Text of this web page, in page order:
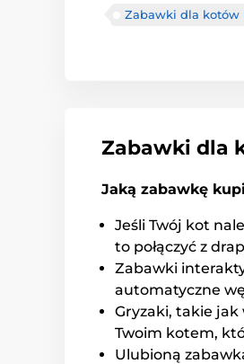
Zabawki dla kotów
Zabawki dla
Jaką zabawkę
Jeśli Twój kot
to połączyć z
Zabawki
automatyczne
Gryzaki, takie
Twoim kotem,
Ulubioną